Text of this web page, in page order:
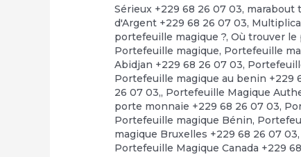
Sérieux +229 68 26 07 03, marabout
d'Argent +229 68 26 07 03,
portefeuille magique ?,Où trouver le
Portefeuille magique, Portefeuille
Abidjan +229 68 26 07 03,
Portefeuille magique au benin +229
26 07 03,, Portefeuille Magique
porte monnaie +229 68 26 07 03,
Portefeuille magique Bénin,
magique Bruxelles +229 68 26 07 03,
Portefeuille Magique Canada +229